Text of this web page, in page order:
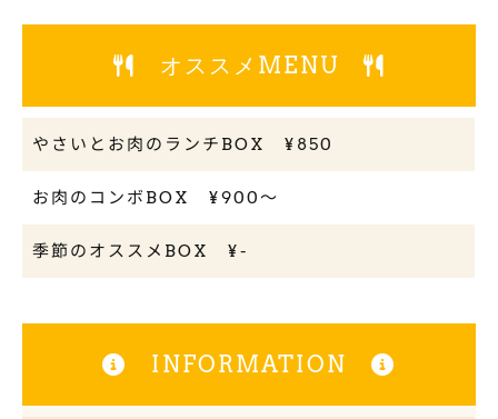
オススメMENU
やさいとお肉のランチBOX ¥850
お肉のコンボBOX ¥900〜
季節のオススメBOX ¥-
INFORMATION